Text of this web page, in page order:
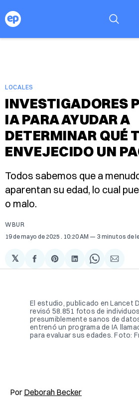
LOCALES
INVESTIGADORES
IA PARA AYUDAR A
DETERMINAR QUÉ
ENVEJECIDO UN
Todos sabemos que a
aparentan su edad, lo cual
o malo.
WBUR
19 de mayo de 2025 . 10:20 AM 3 minutos de
𝕏
Compartir
en
Share
on
Compartir
en
Share
on
via
El estudio, publicado en Lancet
revisó 58.851 fotos de individuos
presumiblemente sanos de
entrenó un programa de IA
para evaluar sus edades. Foto:
Por Deborah Becker